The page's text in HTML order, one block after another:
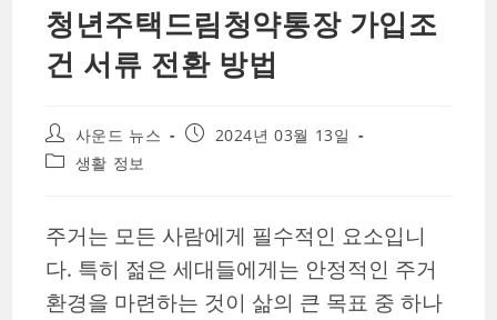
청년주택드림청약통장 가입조
건 서류 전환 방법
Post
author:
사운드 뉴스
Post2024년 03월 13일
Post생활 정보
주거는 모든 사람에게 필수적인 요소입니
다. 특히 젊은 세대들에게는 안정적인 주거
환경을 마련하는 것이 삶의 큰 목표 중 하나